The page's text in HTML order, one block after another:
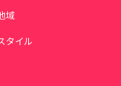
域
タイル